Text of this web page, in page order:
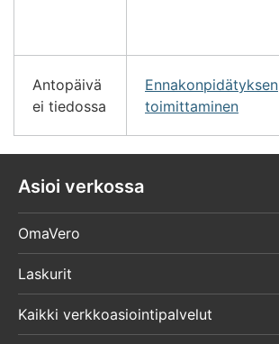
Antopäivä
ei tiedossa
Ennakonpidätyksen
toimittaminen
Asioi verkossa
OmaVero
Laskurit
Kaikki verkkoasiointipalvelut